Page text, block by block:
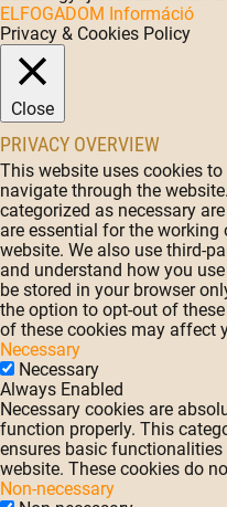
ELFOGADOM Információ
Privacy & Cookies Policy
Close
PRIVACY OVERVIEW
This website uses cookies
navigate through the
categorized as necessary
are essential for the
website. We also use third-
and understand how you
be stored in your browser
the option to opt-out of
of these cookies may affect
Necessary
Necessary
Always Enabled
Necessary cookies are
function properly. This
ensures basic
website. These cookies do
Non-necessary